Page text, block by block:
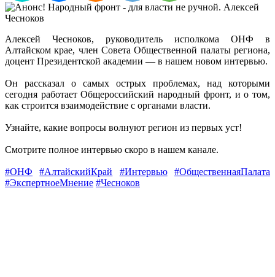
Алексей Чесноков, руководитель исполкома ОНФ в
Алтайском крае, член Совета Общественной палаты региона,
доцент Президентской академии — в нашем новом интервью.
Он рассказал о самых острых проблемах, над которыми
сегодня работает Общероссийский народный фронт, и о том,
как строится взаимодействие с органами власти.
Узнайте, какие вопросы волнуют регион из первых уст!
Смотрите полное интервью скоро в нашем канале.
#ОНФ #АлтайскийКрай #Интервью
#ОбщественнаяПалата
#ЭкспертноеМнение #Чесноков